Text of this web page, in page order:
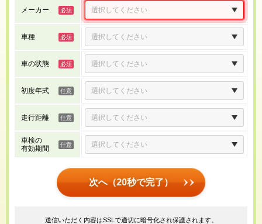
メーカー
車種
車の状態
初度年式
走行距離
車検の
有効期間
次へ（20秒で完了）
送信いただく内容はSSLで適切に暗号化され保護されます。